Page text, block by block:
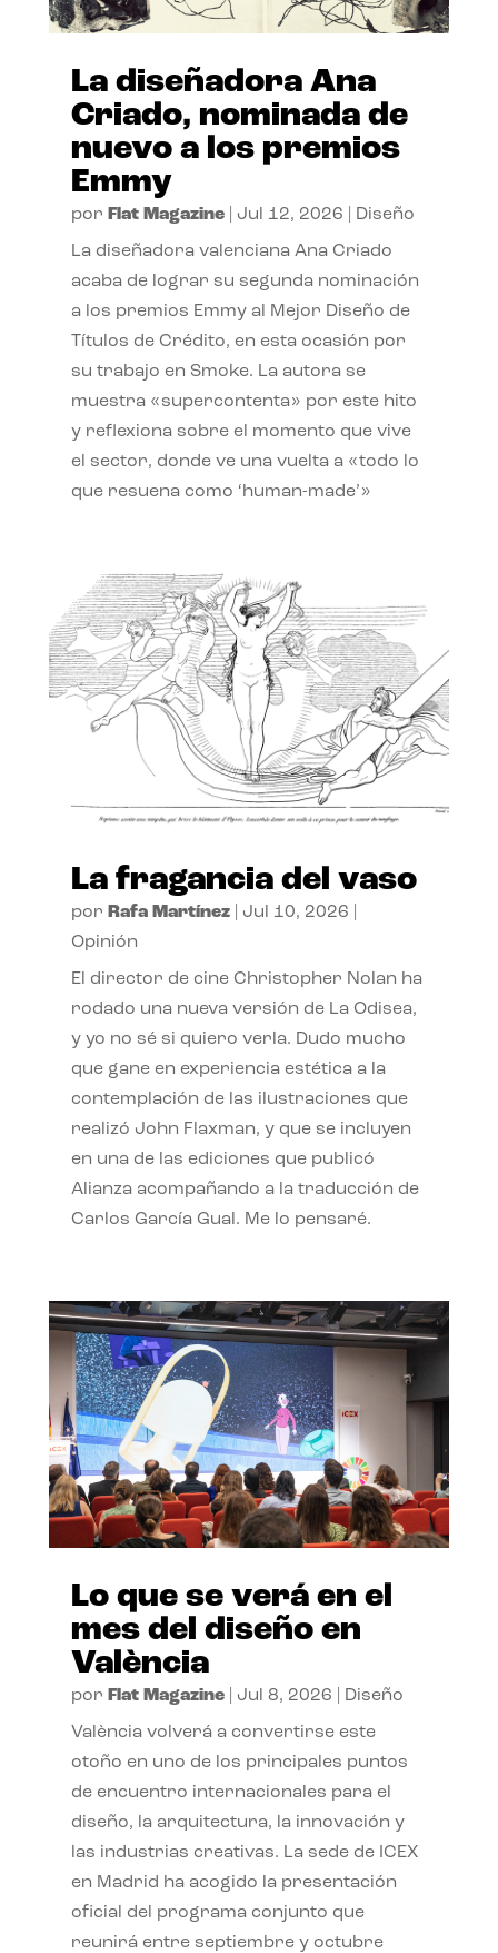
La diseñadora Ana
Criado, nominada de
nuevo a los premios
Emmy
por Flat Magazine| Jul 12, 2026 Diseño
La diseñadora valenciana Ana Criado
acaba de lograr su segunda nominación
a los premios Emmy al Mejor Diseño de
Títulos de Crédito, en esta ocasión por
su trabajo en Smoke. La autora se
muestra «supercontenta» por este hito
y reflexiona sobre el momento que vive
el sector, donde ve una vuelta a «todo lo
que resuena como ‘human-made’»
La fragancia del vaso
por Rafa Martínez| Jul 10, 2026
Opinión
El director de cine Christopher Nolan ha
rodado una nueva versión de La Odisea,
y yo no sé si quiero verla. Dudo mucho
que gane en experiencia estética a la
contemplación de las ilustraciones que
realizó John Flaxman, y que se incluyen
en una de las ediciones que publicó
Alianza acompañando a la traducción de
Carlos García Gual. Me lo pensaré.
Lo que se verá en el
mes del diseño en
València
por Flat Magazine| Jul 8, 2026 Diseño
València volverá a convertirse este
otoño en uno de los principales puntos
de encuentro internacionales para el
diseño, la arquitectura, la innovación y
las industrias creativas. La sede de ICEX
en Madrid ha acogido la presentación
oficial del programa conjunto que
reunirá entre septiembre y octubre